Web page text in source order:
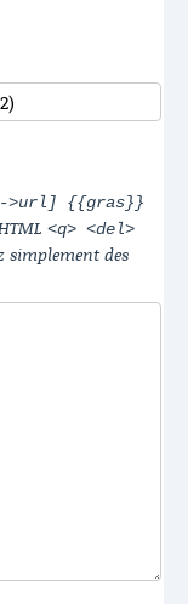
>url] {{gras}}
<q> <del>
simplement des